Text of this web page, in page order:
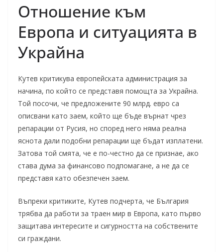
Отношение към
Европа и ситуацията в
Украйна
Кутев критикува европейската администрация за
начина, по който се представя помощта за Украйна.
Той посочи, че предложените 90 млрд. евро са
описвани като заем, който ще бъде върнат чрез
репарации от Русия, но според него няма реална
яснота дали подобни репарации ще бъдат изплатени.
Затова той смята, че е по-честно да се признае, ако
става дума за финансово подпомагане, а не да се
представя като обезпечен заем.
Въпреки критиките, Кутев подчерта, че България
трябва да работи за траен мир в Европа, като първо
защитава интересите и сигурността на собствените
си граждани.